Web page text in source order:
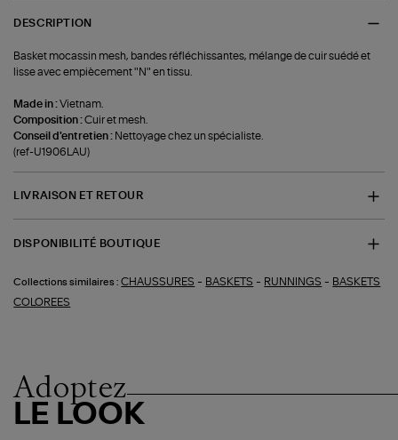
DESCRIPTION
Basket mocassin mesh, bandes réfléchissantes, mélange de cuir suédé et
lisse avec empiècement "N" en tissu.
Made in :Vietnam.
Composition :Cuir et mesh.
Conseil d'entretien : Nettoyage chez un spécialiste.
(ref-U1906LAU)
LIVRAISON ET RETOUR
DISPONIBILITÉ BOUTIQUE
Collections similaires : CHAUSSURES - BASKETS - RUNNINGS - BASKETS
COLOREES
Adoptez
LE LOOK